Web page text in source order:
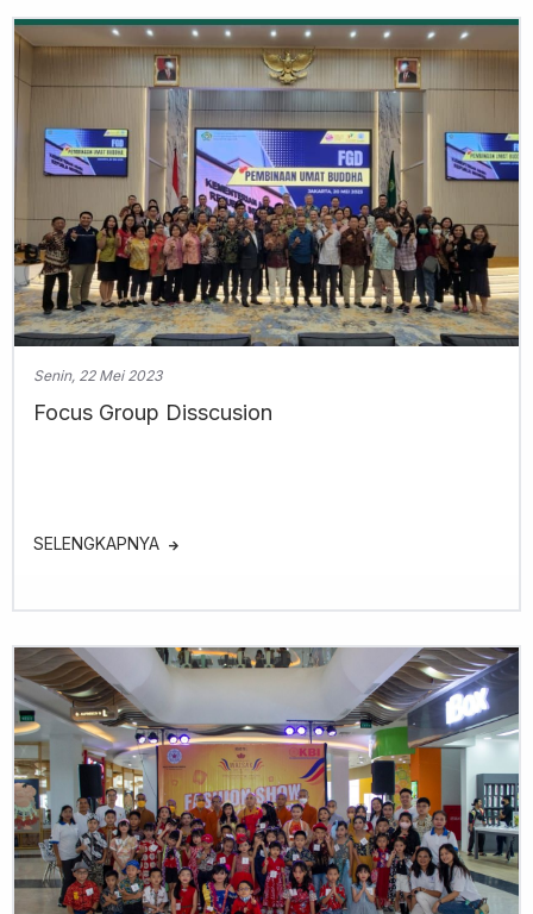
Senin, 22 Mei 2023
Focus Group Disscusion
SELENGKAPNYA